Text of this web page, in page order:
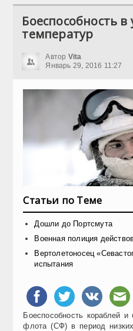
Боеспособность в
температур
Автор Vita
Январь 29, 2016 11:27
Статьи по Теме
Дошли до Портсмута
Военная полиция
Вертолетоносец
испытания
Боеспособность кораблей и
флота (СФ) в период